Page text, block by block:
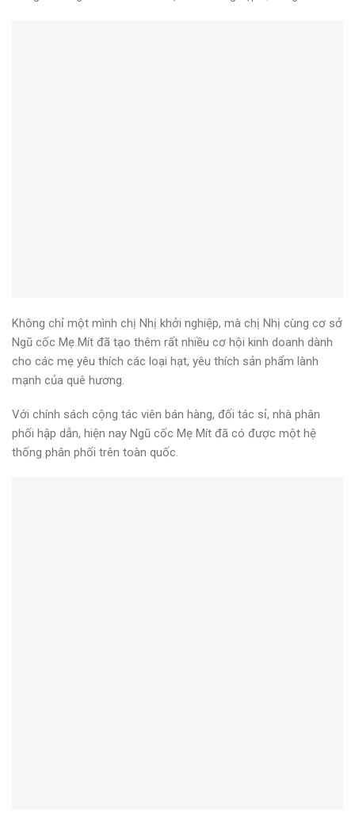
Không chỉ một mình chị Nhị khởi nghiệp, mà chị Nhị cùng cơ sở
Ngũ cốc Mẹ Mít đã tạo thêm rất nhiều cơ hội kinh doanh dành
cho các mẹ yêu thích các loại hạt, yêu thích sản phẩm lành
mạnh của quê hương.
Với chính sách cộng tác viên bán hàng, đối tác sỉ, nhà phân
phối hập dẫn, hiện nay Ngũ cốc Mẹ Mít đã có được một hệ
thống phân phối trên toàn quốc.